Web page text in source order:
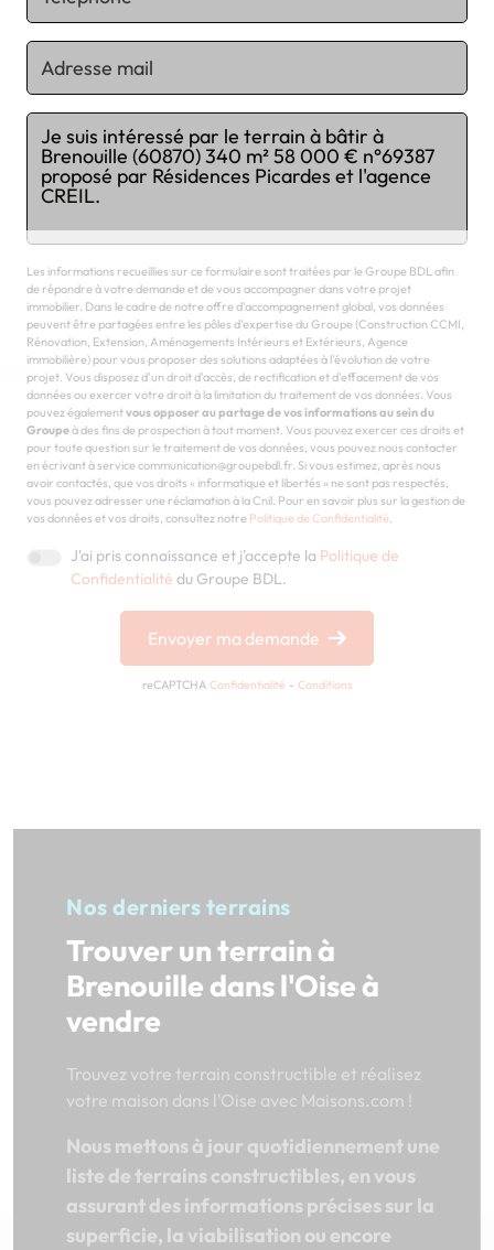
Chargement...
Les informations recueillies sur ce formulaire sont traitées par le Groupe BDL afin
de répondre à votre demande et de vous accompagner dans votre projet
immobilier. Dans le cadre de notre offre d'accompagnement global, vos données
peuvent être partagées entre les pôles d'expertise du Groupe (Construction CCMI,
Rénovation, Extension, Aménagements Intérieurs et Extérieurs, Agence
immobilière) pour vous proposer des solutions adaptées à l'évolution de votre
projet. Vous disposez d'un droit d'accès, de rectification et d'effacement de vos
données ou exercer votre droit à la limitation du traitement de vos données. Vous
pouvez égalementvous opposer au partage de vos informations au sein du
Groupeà des fins de prospection à tout moment. Vous pouvez exercer ces droits et
pour toute question sur le traitement de vos données, vous pouvez nous contacter
en écrivant à service communication@groupebdl.fr. Si vous estimez, après nous
avoir contactés, que vos droits « informatique et libertés » ne sont pas respectés,
vous pouvez adresser une réclamation à la Cnil. Pour en savoir plus sur la gestion de
vos données et vos droits, consultez notre Politique de Confidentialité
J'ai pris connaissance et j'accepte la Politique de
Confidentialité du Groupe BDL.
Envoyer ma demande
reCAPTCHA Confidentialité - Conditions
Nos derniers terrains
Trouver un terrain à
Brenouille dans l'Oise à
vendre
Trouvez votre terrain constructible et réalisez
votre maison dans l'Oise avec Maisons.com !
Nous mettons à jour quotidiennement une
liste de terrains constructibles, en vous
assurant des informations précises sur la
superficie, la viabilisation ou encore